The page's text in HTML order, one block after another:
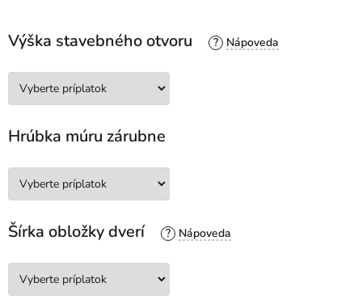
Výška stavebného otvoru ?
Hrúbka múru zárubne
Šírka obložky dverí ?